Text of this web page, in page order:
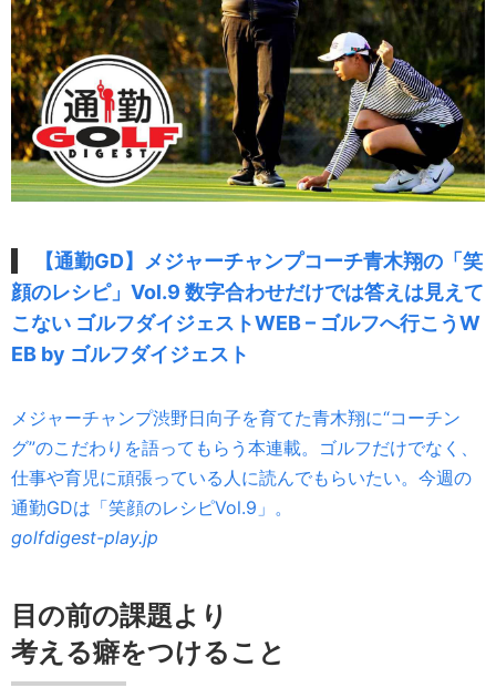
【通勤GD】メジャーチャンプコーチ青木翔の「笑
顔のレシピ」Vol.9 数字合わせだけでは答えは見えて
こない ゴルフダイジェストWEB – ゴルフへ行こうW
EB by ゴルフダイジェスト
メジャーチャンプ渋野日向子を育てた青木翔に“コーチン
グ”のこだわりを語ってもらう本連載。ゴルフだけでなく、
仕事や育児に頑張っている人に読んでもらいたい。今週の
通勤GDは「笑顔のレシピVol.9」。
golfdigest-play.jp
目の前の課題より
考える癖をつけること